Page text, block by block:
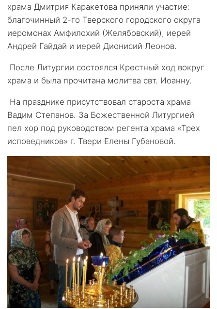
храма Дмитрия Каракетова приняли участие:
благочинный 2-го Тверского городского округа
иеромонах Амфилохий (Желябовский), иерей
Андрей Гайдай и иерей Дионисий Леонов.
После Литургии состоялся Крестный ход вокруг
храма и была прочитана молитва свт. Иоанну.
На празднике присутствовал староста храма
Вадим Степанов. За Божественной Литургией
пел хор под руководством регента храма «Трех
исповедников» г. Твери Елены Губановой.